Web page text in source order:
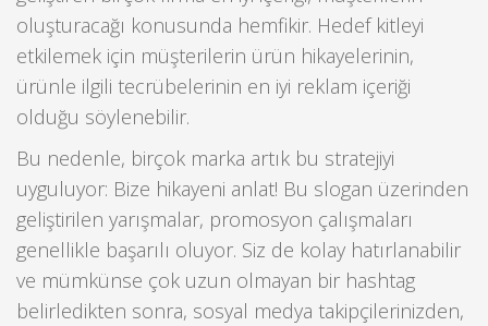
oluşturacağı konusunda hemfikir. Hedef kitleyi
etkilemek için müşterilerin ürün hikayelerinin,
ürünle ilgili tecrübelerinin en iyi reklam içeriği
olduğu söylenebilir.
Bu nedenle, birçok marka artık bu stratejiyi
uyguluyor: Bize hikayeni anlat! Bu slogan üzerinden
geliştirilen yarışmalar, promosyon çalışmaları
genellikle başarılı oluyor. Siz de kolay hatırlanabilir
ve mümkünse çok uzun olmayan bir hashtag
belirledikten sonra, sosyal medya takipçilerinizden,